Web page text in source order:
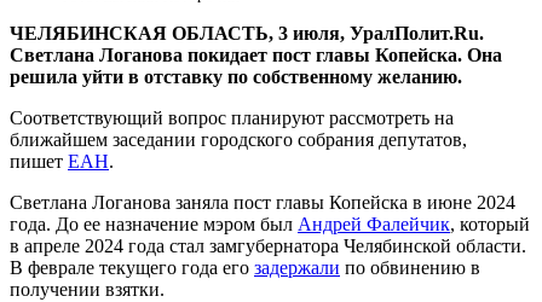
ЧЕЛЯБИНСКАЯ ОБЛАСТЬ, 3 июля, УралПолит.Ru.
Светлана Логанова покидает пост главы Копейска. Она
решила уйти в отставку по собственному желанию.
Соответствующий вопрос планируют рассмотреть на
ближайшем заседании городского собрания депутатов,
пишет ЕАН.
Светлана Логанова заняла пост главы Копейска в июне 2024
года. До ее назначение мэром был Андрей Фалейчик, который
в апреле 2024 года стал замгубернатора Челябинской области.
В феврале текущего года его задержали по обвинению в
получении взятки.